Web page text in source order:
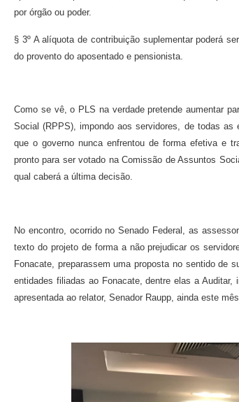
por órgão ou poder.
§ 3º A alíquota de contribuição suplementar poderá
do provento do aposentado e pensionista.
Como se vê, o PLS na verdade pretende aumentar
Social (RPPS), impondo aos servidores, de todas
que o governo nunca enfrentou de forma efetiva e
pronto para ser votado na Comissão de Assuntos
qual caberá a última decisão.
No encontro, ocorrido no Senado Federal, as
texto do projeto de forma a não prejudicar os
Fonacate, preparassem uma proposta no sentido de
entidades filiadas ao Fonacate, dentre elas a
apresentada ao relator, Senador Raupp, ainda este